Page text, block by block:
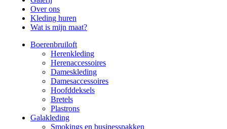
Over ons
Kleding huren
Wat is mijn maat?
Boerenbruiloft
Herenkleding
Herenaccessoires
Dameskleding
Damesaccessoires
Hoofddeksels
Bretels
Plastrons
Galakleding
Smokings en businesspakken